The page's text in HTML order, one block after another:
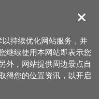
導覽
)
) 周边景
关闭
持续优化网站服务，并
继续使用本网站即表示您
外，网站提供周边景点自
得您的位置资讯，以开启